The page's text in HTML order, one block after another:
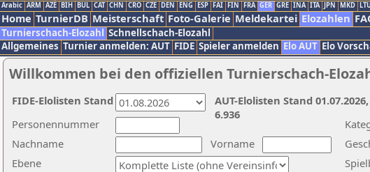
Arabic ARM AZE BIH BUL CAT CHN CRO CZE DEN ENG ESP FAI FIN FRA GER GRE INA ITA JPN MKD
Home TurnierDB Meisterschaft Foto-Galerie Meldekartei Elozahlen
Turnierschach-Elozahl Schnellschach-Elozahl
Allgemeines Turnier anmelden: AUT FIDE Spieler anmelden Elo AUT Elo
Willkommen bei den offiziellen Turnierschach-
Nachname
Vorname
Ebene
Personennummer
AUT-Elolisten Stand
6.936
FIDE-Elolisten Stand